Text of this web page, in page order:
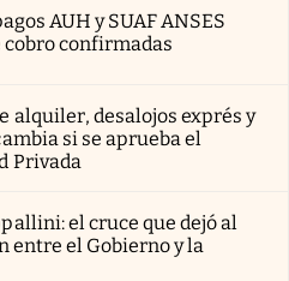
AUH y SUAF ANSES
cobro confirmadas
alquiler, desalojos exprés y
si se aprueba el
Privada
el cruce que dejó al
entre el Gobierno y la